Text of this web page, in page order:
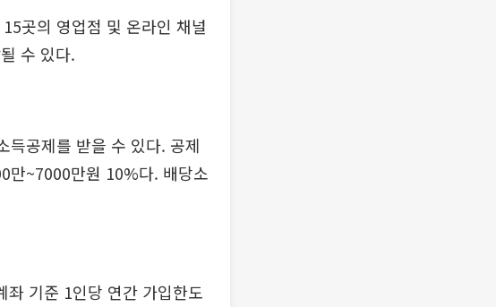
곳의 영업점 및 온라인 채널
수 있다.
득공제를 받을 수 있다. 공제
~7000만원 10%다. 배당소
기준 1인당 연간 가입한도